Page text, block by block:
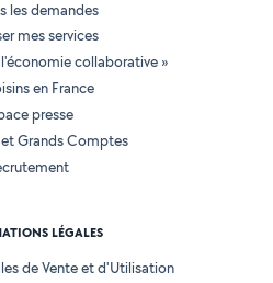
les demandes
mes services
collaborative »
en France
presse
et Grands Comptes
LÉGALES
de Vente et d'Utilisation